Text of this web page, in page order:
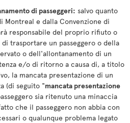
di passeggeri: salvo quanto
Montreal e dalla Convenzione di
responsabile del proprio rifiuto o
trasportare un passeggero o della
o dell'allontanamento di un
e/o di ritorno a causa di, a titolo
la mancata presentazione di un
(di seguito "mancata presentazione
sia ritenuto una minaccia
che il passeggero non abbia con
o qualunque problema legato